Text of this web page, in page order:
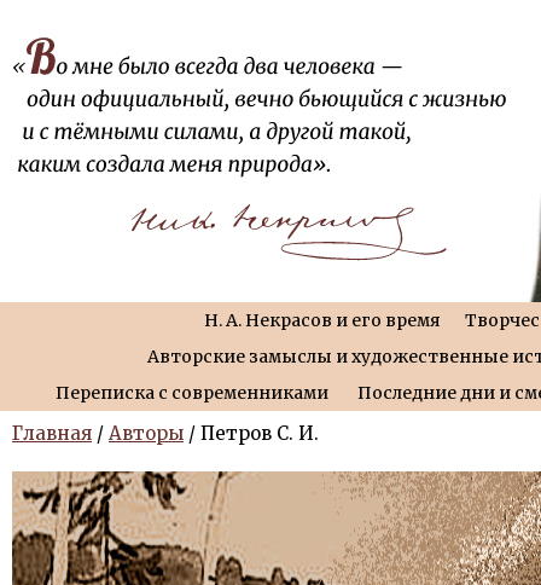
Н. А. Некрасов и его время
Авторские замыслы и художественные
Переписка с современниками
Последние дни и
Главная / Авторы / Петров С. И.